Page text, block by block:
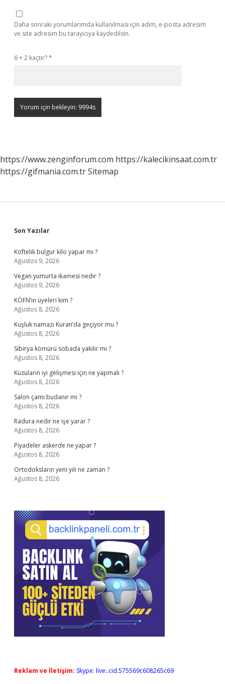
Daha sonraki yorumlarımda kullanılması için adım, e-posta adresim
ve site adresim bu tarayıcıya kaydedilsin.
6 + 2 kaçtır?*
https://www.zenginforum.com https://kalecikinsaat.com.tr
https://gifmania.com.trSitemap
Sidebar
Son Yazılar
Köftelik bulgur kilo yapar mı ?
Ağustos 9, 2026
Vegan yumurta ikamesi nedir ?
Ağustos 9, 2026
KÖFN’in üyeleri kim ?
Ağustos 8, 2026
Kuşluk namazı Kuran’da geçiyor mu ?
Ağustos 8, 2026
Sibirya kömürü sobada yakılır mı ?
Ağustos 8, 2026
Kuzuların iyi gelişmesi için ne yapmalı ?
Ağustos 8, 2026
Salon çamı budanır mı ?
Ağustos 8, 2026
Radura nedir ne işe yarar ?
Ağustos 8, 2026
Piyadeler askerde ne yapar ?
Ağustos 8, 2026
Ortodoksların yeni yılı ne zaman ?
Ağustos 8, 2026
Reklam ve İletişim: Skype: live:.cid.575569c608265c69